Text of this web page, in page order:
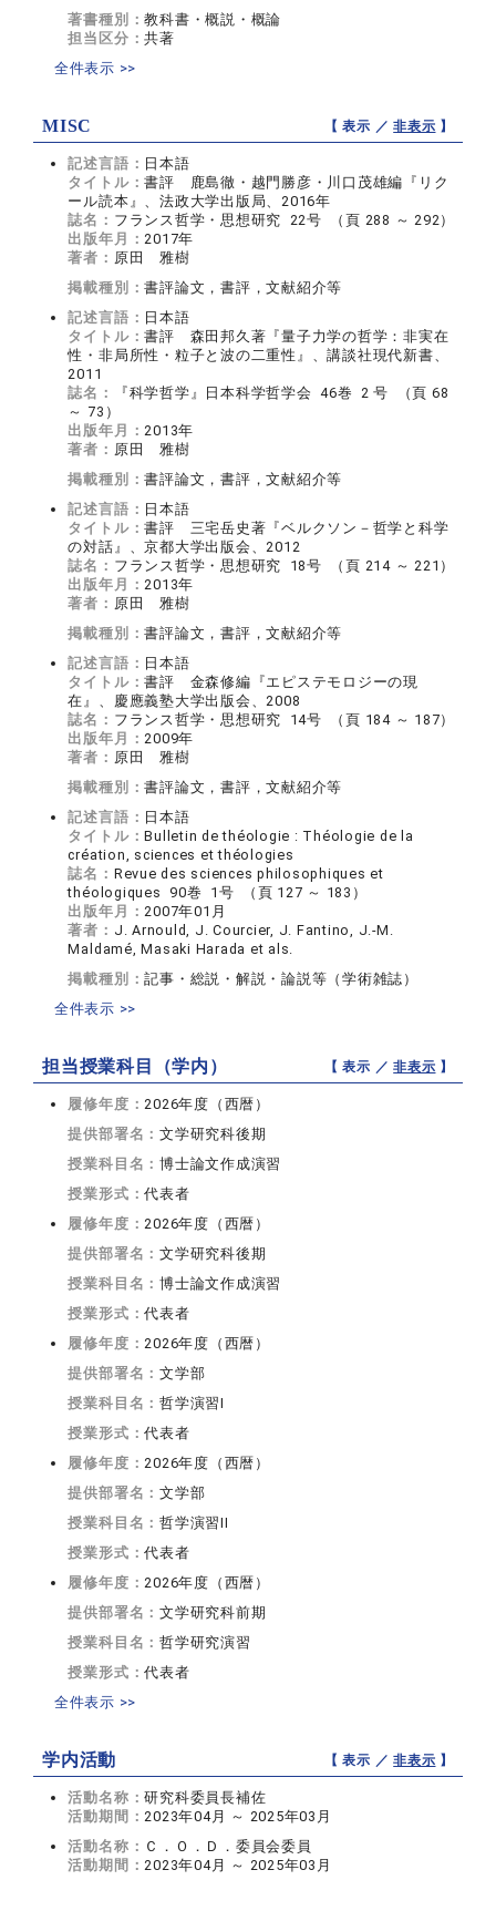
著書種別：教科書・概説・概論
担当区分：共著
全件表示 >>
MISC 【 表示 ／非表示 】
記述言語： 日本語
タイトル：書評 鹿島徹・越門勝彦・川口茂雄編『リク
ール読本』、法政大学出版局、2016年
誌名： フランス哲学・思想研究 22号 （頁 288 ～ 292）
出版年月：2017年
著者： 原田 雅樹
掲載種別：書評論文，書評，文献紹介等
記述言語： 日本語
タイトル：書評 森田邦久著『量子力学の哲学：非実在
性・非局所性・粒子と波の二重性』、講談社現代新書、
2011
誌名：
『科学哲学』日本科学哲学会 46巻 2 号 （頁 68
～ 73）
出版年月：2013年
著者： 原田 雅樹
掲載種別：書評論文，書評，文献紹介等
記述言語： 日本語
タイトル：書評 三宅岳史著『ベルクソン－哲学と科学
の対話』、京都大学出版会、2012
誌名： フランス哲学・思想研究 18号 （頁 214 ～ 221）
出版年月：2013年
著者： 原田 雅樹
掲載種別：書評論文，書評，文献紹介等
記述言語： 日本語
タイトル：書評 金森修編『エピステモロジーの現
在』、慶應義塾大学出版会、2008
誌名： フランス哲学・思想研究 14号 （頁 184 ～ 187）
出版年月：2009年
著者： 原田 雅樹
掲載種別：書評論文，書評，文献紹介等
記述言語： 日本語
タイトル：Bulletin de théologie : Théologie de la
création, sciences et théologies
誌名： Revue des sciences philosophiques et
théologiques 90巻 1号 （頁 127 ～ 183）
出版年月：2007年01月
著者： J. Arnould, J. Courcier, J. Fantino, J.-M.
Maldamé, Masaki Harada et als.
掲載種別：記事・総説・解説・論説等（学術雑誌）
全件表示 >>
担当授業科目（学内） 【 表示 ／非表示 】
履修年度：2026年度（西暦）
提供部署名：文学研究科後期
授業科目名：博士論文作成演習
授業形式：代表者
履修年度：2026年度（西暦）
提供部署名：文学研究科後期
授業科目名：博士論文作成演習
授業形式：代表者
履修年度：2026年度（西暦）
提供部署名：文学部
授業科目名：哲学演習I
授業形式：代表者
履修年度：2026年度（西暦）
提供部署名：文学部
授業科目名：哲学演習II
授業形式：代表者
履修年度：2026年度（西暦）
提供部署名：文学研究科前期
授業科目名：哲学研究演習
授業形式：代表者
全件表示 >>
学内活動 【 表示 ／非表示 】
活動名称：研究科委員長補佐
活動期間：2023年04月 ～ 2025年03月
活動名称： Ｃ．Ｏ．Ｄ．委員会委員
活動期間：2023年04月 ～ 2025年03月